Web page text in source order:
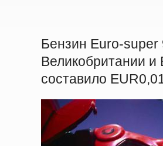
Бензин Euro-
Великобритании
составило